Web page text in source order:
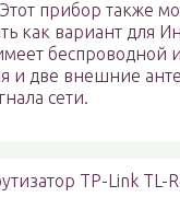
прибор также
как вариант для
беспроводной
и две внешние
сети.
TP-Link TL-